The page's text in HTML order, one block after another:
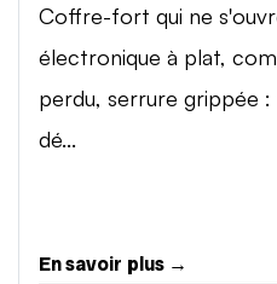
Coffre-fort qui ne
électronique à plat,
perdu, serrure grippée
dé...
En savoir plus →